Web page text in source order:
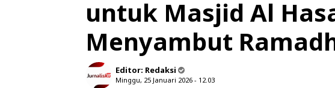
untuk Masjid Al
Menyambut
Editor: Redaksi
Minggu, 25 Januari 2026 - 12.03